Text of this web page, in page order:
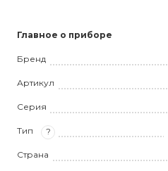
Главное о приборе
Бренд
Артикул
Серия
Тип ?
Страна